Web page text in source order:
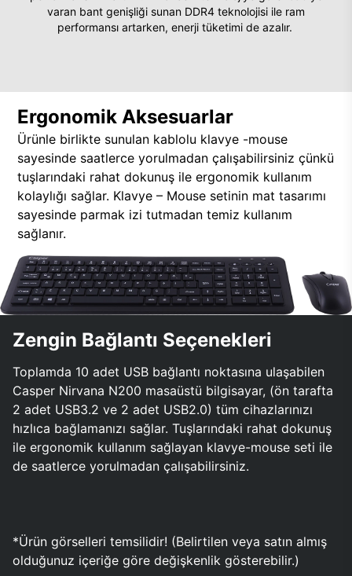
varan bant genişliği sunan DDR4 teknolojisi ile ram
performansı artarken, enerji tüketimi de azalır.
Ergonomik Aksesuarlar
Ürünle birlikte sunulan kablolu klavye -mouse
sayesinde saatlerce yorulmadan çalışabilirsiniz çünkü
tuşlarındaki rahat dokunuş ile ergonomik kullanım
kolaylığı sağlar. Klavye – Mouse setinin mat tasarımı
sayesinde parmak izi tutmadan temiz kullanım
sağlanır.
Zengin Bağlantı Seçenekleri
Toplamda 10 adet USB bağlantı noktasına ulaşabilen
Casper Nirvana N200 masaüstü bilgisayar, (ön tarafta
2 adet USB3.2 ve 2 adet USB2.0) tüm cihazlarınızı
hızlıca bağlamanızı sağlar. Tuşlarındaki rahat dokunuş
ile ergonomik kullanım sağlayan klavye-mouse seti ile
de saatlerce yorulmadan çalışabilirsiniz.
*Ürün görselleri temsilidir! (Belirtilen veya satın almış
olduğunuz içeriğe göre değişkenlik gösterebilir.)